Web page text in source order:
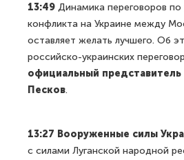
13:49 Динамика переговоров по
конфликта на Украине между
оставляет желать лучшего. Об
российско-украинских
официальный
Песков.
13:27 Вооруженные силы
с силами Луганской народной